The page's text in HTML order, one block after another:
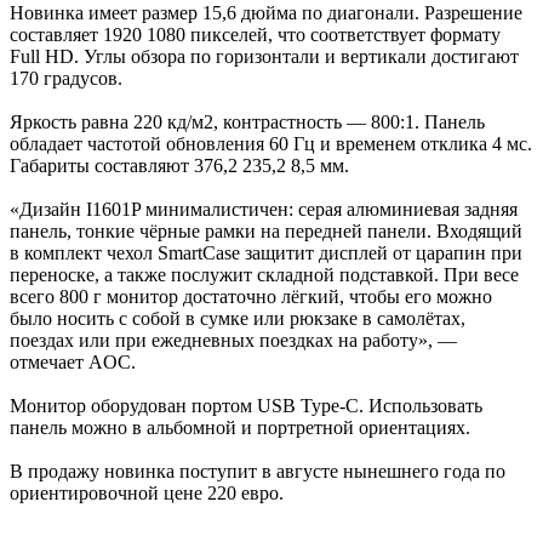
Новинка имеет размер 15,6 дюйма по диагонали. Разрешение
составляет 1920 1080 пикселей, что соответствует формату
Full HD. Углы обзора по горизонтали и вертикали достигают
170 градусов.
Яркость равна 220 кд/м2, контрастность — 800:1. Панель
обладает частотой обновления 60 Гц и временем отклика 4 мс.
Габариты составляют 376,2 235,2 8,5 мм.
«Дизайн I1601P минималистичен: серая алюминиевая задняя
панель, тонкие чёрные рамки на передней панели. Входящий
в комплект чехол SmartCase защитит дисплей от царапин при
переноске, а также послужит складной подставкой. При весе
всего 800 г монитор достаточно лёгкий, чтобы его можно
было носить с собой в сумке или рюкзаке в самолётах,
поездах или при ежедневных поездках на работу», —
отмечает AOC.
Монитор оборудован портом USB Type-C. Использовать
панель можно в альбомной и портретной ориентациях.
В продажу новинка поступит в августе нынешнего года по
ориентировочной цене 220 евро.